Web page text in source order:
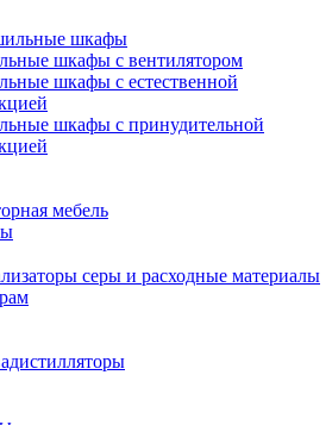
шкафы
шкафы с вентилятором
шкафы с естественной
шкафы с принудительной
мебель
серы и расходные материалы